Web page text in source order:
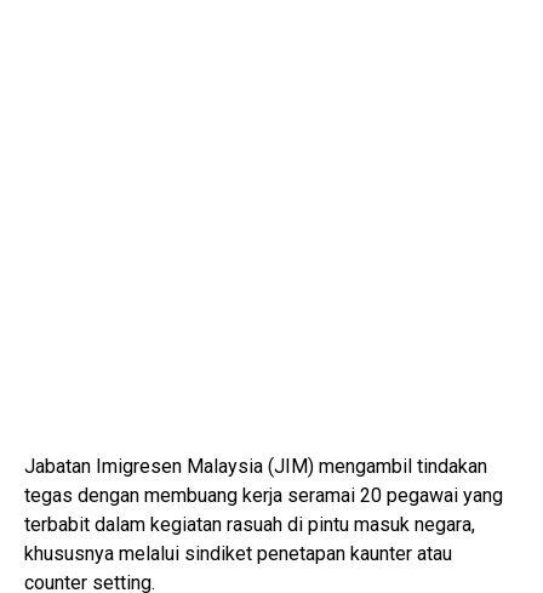
Jabatan Imigresen Malaysia (JIM) mengambil tindakan
tegas dengan membuang kerja seramai 20 pegawai yang
terbabit dalam kegiatan rasuah di pintu masuk negara,
khususnya melalui sindiket penetapan kaunter atau
counter setting.